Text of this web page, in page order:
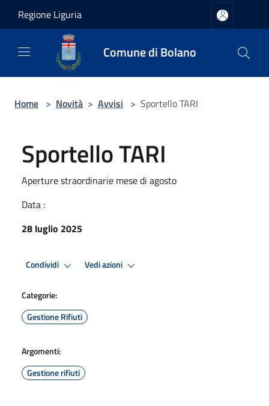
Regione Liguria
Comune di Bolano
Home > Novità > Avvisi > Sportello TARI
Sportello TARI
Aperture straordinarie mese di agosto
Data :
28 luglio 2025
Condividi Vedi azioni
Categorie:
Gestione Rifiuti
Argomenti:
Gestione rifiuti